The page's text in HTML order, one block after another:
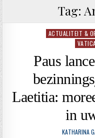
Tag:
Geplaatst
ACTUALITEIT &
Paus
Laetitia:
in
KATHARINA